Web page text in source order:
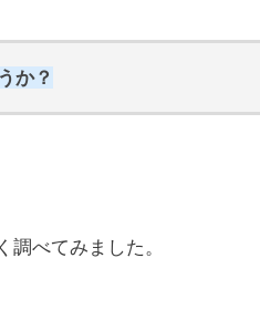
か？
べてみました。